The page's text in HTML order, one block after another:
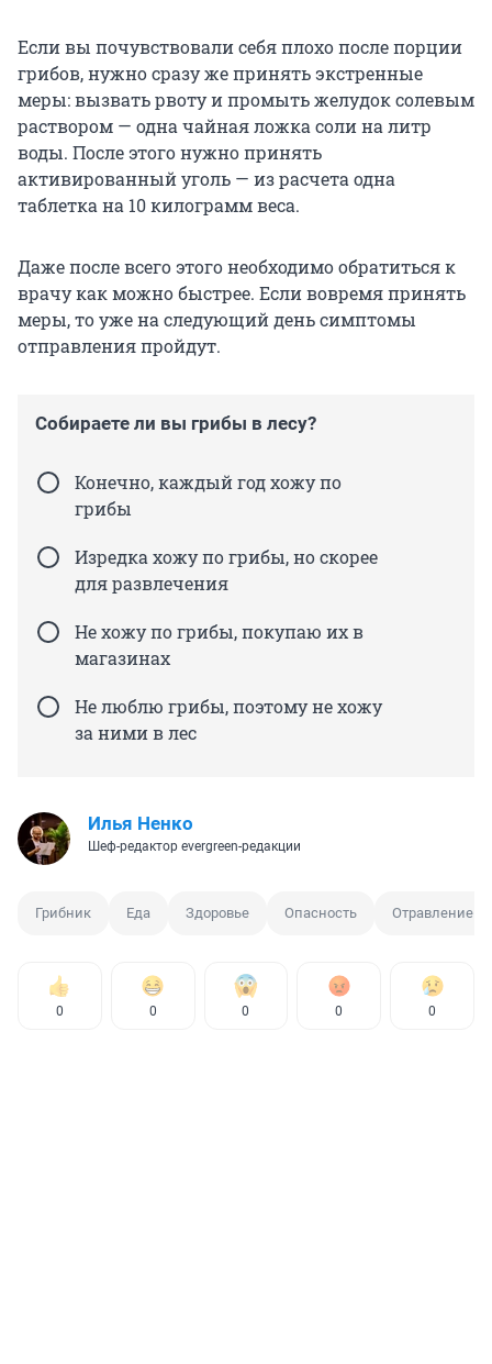
Если вы почувствовали себя плохо после порции
грибов, нужно сразу же принять экстренные
меры: вызвать рвоту и промыть желудок солевым
раствором — одна чайная ложка соли на литр
воды. После этого нужно принять
активированный уголь — из расчета одна
таблетка на 10 килограмм веса.
Даже после всего этого необходимо обратиться к
врачу как можно быстрее. Если вовремя принять
меры, то уже на следующий день симптомы
отправления пройдут.
Собираете ли вы грибы в лесу?
Конечно, каждый год хожу по
грибы
Изредка хожу по грибы, но скорее
для развлечения
Не хожу по грибы, покупаю их в
магазинах
Не люблю грибы, поэтому не хожу
за ними в лес
Илья Ненко
Шеф-редактор evergreen-редакции
Грибник Еда Здоровье Опасность Отравление
0 0 0 0 0